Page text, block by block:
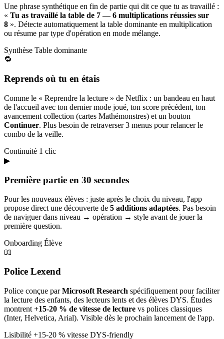
Une phrase synthétique en fin de partie qui dit ce que tu as travaillé :
« Tu as travaillé la table de 7 — 6 multiplications réussies sur
8 ». Détecte automatiquement la table dominante en multiplication
ou résume par type d'opération en mode mélange.
Synthèse Table dominante
🔁
Reprends où tu en étais
Comme le « Reprendre la lecture » de Netflix : un bandeau en haut
de l'accueil avec ton dernier mode joué, ton score précédent, ton
avancement collection (cartes Mathémonstres) et un bouton
Continuer. Plus besoin de retraverser 3 menus pour relancer le
combo de la veille.
Continuité 1 clic
▶
Première partie en 30 secondes
Pour les nouveaux élèves : juste après le choix du niveau, l'app
propose direct une découverte de 5 additions adaptées. Pas besoin
de naviguer dans niveau → opération → style avant de jouer la
première question.
Onboarding Élève
📖
Police Lexend
Police conçue parMicrosoft Research spécifiquement pour faciliter
la lecture des enfants, des lecteurs lents et des élèves DYS. Études
montrent +15-20 % de vitesse de lecture vs polices classiques
(Inter, Helvetica, Arial). Visible dès le prochain lancement de l'app.
Lisibilité +15-20 % vitesse DYS-friendly